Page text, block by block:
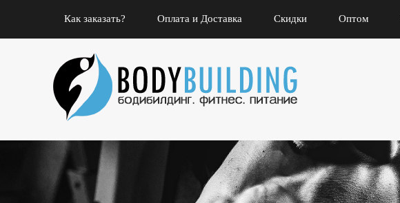
Как заказать? Оплата и Доставка Скидки Оптом